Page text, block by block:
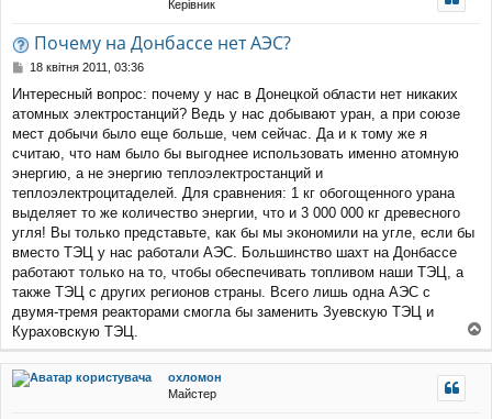
Керівник
Почему на Донбассе нет АЭС?
П
в
і
д
о
л
е
н
н
я
18 квітня 2011, 03:36
Интересный вопрос: почему у нас в Донецкой области нет никаких
атомных электростанций? Ведь у нас добывают уран, а при союзе
мест добычи было еще больше, чем сейчас. Да и к тому же я
считаю, что нам было бы выгоднее использовать именно атомную
энергию, а не энергию теплоэлектростанций и
теплоэлектроцитаделей. Для сравнения: 1 кг обогощенного урана
выделяет то же количество энергии, что и 3 000 000 кг древесного
угля! Вы только представьте, как бы мы экономили на угле, если бы
вместо ТЭЦ у нас работали АЭС. Большинство шахт на Донбассе
работают только на то, чтобы обеспечивать топливом наши ТЭЦ, а
также ТЭЦ с других регионов страны. Всего лишь одна АЭС с
двумя-тремя реакторами смогла бы заменить Зуевскую ТЭЦ и
Кураховскую ТЭЦ.
о
г
охломон
Майстер